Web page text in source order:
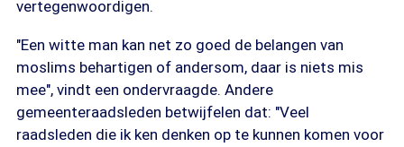
vertegenwoordigen.
"Een witte man kan net zo goed de belangen van
moslims behartigen of andersom, daar is niets mis
mee", vindt een ondervraagde. Andere
gemeenteraadsleden betwijfelen dat: "Veel
raadsleden die ik ken denken op te kunnen komen voor